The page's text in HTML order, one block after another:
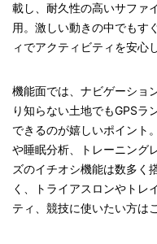
載し、耐久性の高いサファ
用。激しい動きの中でもす
ィでアクティビティを安心
機能面では、ナビゲーショ
り知らない土地でもGPSラ
できるのが嬉しいポイント
や睡眠分析、トレーニング
ズのイチオシ機能は数多く
く、トライアスロンやトレ
ティ、競技に使いたい方は